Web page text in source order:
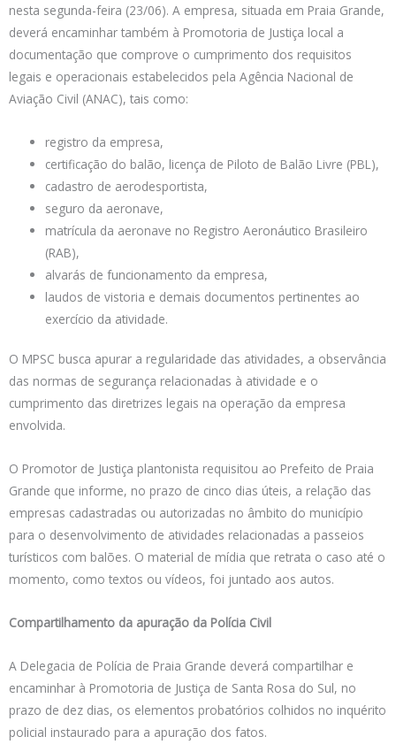
nesta segunda-feira (23/06). A empresa, situada em Praia Grande,
deverá encaminhar também à Promotoria de Justiça local a
documentação que comprove o cumprimento dos requisitos
legais e operacionais estabelecidos pela Agência Nacional de
Aviação Civil (ANAC), tais como:
registro da empresa,
certificação do balão, licença de Piloto de Balão Livre (PBL),
cadastro de aerodesportista,
seguro da aeronave,
matrícula da aeronave no Registro Aeronáutico Brasileiro
(RAB),
alvarás de funcionamento da empresa,
laudos de vistoria e demais documentos pertinentes ao
exercício da atividade.
O MPSC busca apurar a regularidade das atividades, a observância
das normas de segurança relacionadas à atividade e o
cumprimento das diretrizes legais na operação da empresa
envolvida.
O Promotor de Justiça plantonista requisitou ao Prefeito de Praia
Grande que informe, no prazo de cinco dias úteis, a relação das
empresas cadastradas ou autorizadas no âmbito do município
para o desenvolvimento de atividades relacionadas a passeios
turísticos com balões. O material de mídia que retrata o caso até o
momento, como textos ou vídeos, foi juntado aos autos.
Compartilhamento da apuração da Polícia Civil
A Delegacia de Polícia de Praia Grande deverá compartilhar e
encaminhar à Promotoria de Justiça de Santa Rosa do Sul, no
prazo de dez dias, os elementos probatórios colhidos no inquérito
policial instaurado para a apuração dos fatos.